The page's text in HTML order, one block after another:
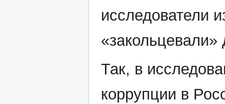
исследователи
Так, в
коррупции в